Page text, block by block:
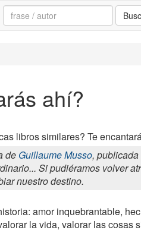
Search:
ahí?
libros similares? Te
de Guillaume Musso,
Si pudiéramos volver
nuestro destino.
amor inquebrantable,
la vida, valorar las cosas